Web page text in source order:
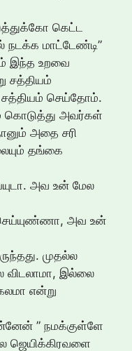
கெட்ட
நடக்க மாட்டேண்டி”
இந்த உறவை
சத்தியம்
செய்தோம்.
கொடுத்து அவர்கள்
அதை சரி
தங்கை
அவ உன் மேல
அவ உன்
முதல்ல
விடலாமா, இல்லை
என்று
” நமக்குள்ளே
ஜெயிக்கிரவளை